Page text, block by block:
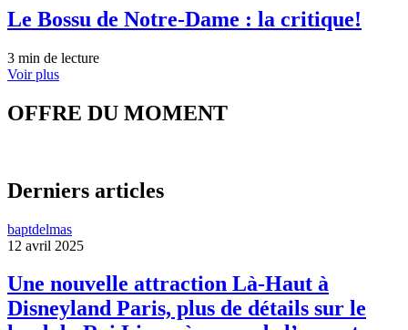
Le Bossu de Notre-Dame : la critique!
3 min de lecture
Voir plus
OFFRE DU MOMENT
Derniers articles
baptdelmas
12 avril 2025
Une nouvelle attraction Là-Haut à
Disneyland Paris, plus de détails sur le